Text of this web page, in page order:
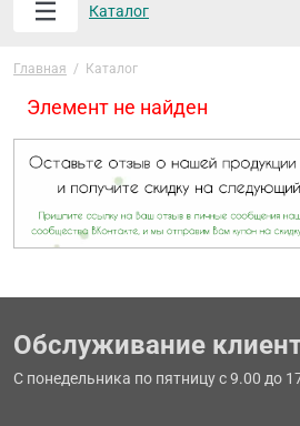
Каталог
Главная / Каталог
Элемент не найден
Обслуживание
С понедельника по пятницу с 9.00 до